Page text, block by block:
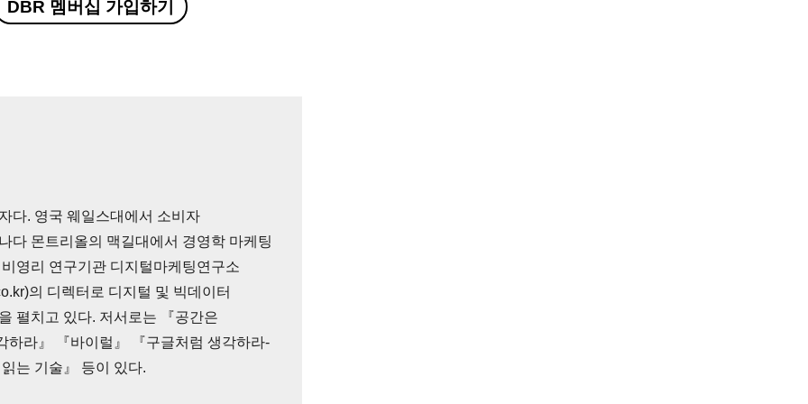
DBR 멤버십 가입하기
다. 영국 웨일스대에서 소비자
다 몬트리올의 맥길대에서 경영학 마케팅
영리 연구기관 디지털마케팅연구소
의 디렉터로 디지털 및 빅데이터
펼치고 있다. 저서로는 『공간은
하라』 『바이럴』 『구글처럼 생각하라-
는 기술』 등이 있다.